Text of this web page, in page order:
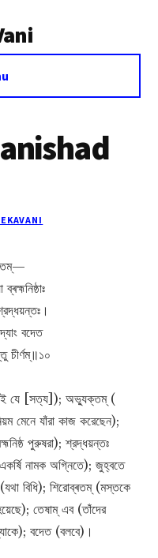
বদেত
চীর্ণম্‌॥১০
যে [সত্য]); অভ্যুক্তম্‌ (
মেনে যাঁরা কাজ করেছেন);
পুরুষরা); শ্রদ্ধয়ন্তঃ
নামক অগ্নিতে); জুহ্বতে
বিধি); শিরোব্ৰতম্ (মস্তকে
তেষাম্‌ এব (তাঁদের
বদেত (বলবে)।